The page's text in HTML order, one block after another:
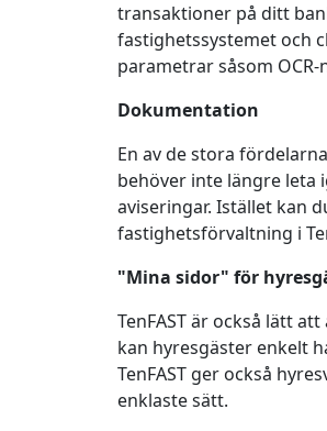
transaktioner på ditt
fastighetssystemet och
parametrar såsom
Dokumentation
En av de stora
behöver inte längre
aviseringar. Istället kan
fastighetsförvaltning i
"Mina sidor" för
TenFAST är också lätt
kan hyresgäster enkelt
TenFAST ger också
enklaste sätt.